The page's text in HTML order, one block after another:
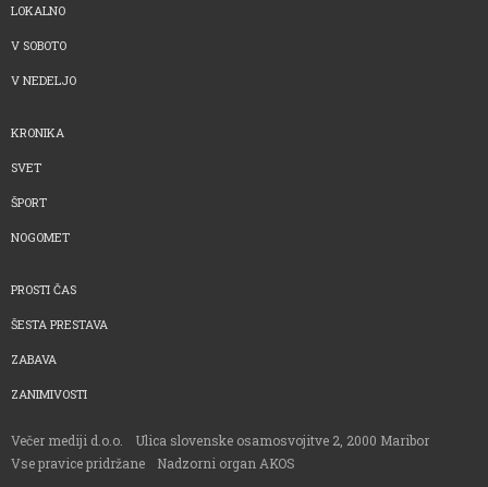
LOKALNO
V SOBOTO
V NEDELJO
KRONIKA
SVET
ŠPORT
NOGOMET
PROSTI ČAS
ŠESTA PRESTAVA
ZABAVA
ZANIMIVOSTI
Večer mediji d.o.o.
Ulica slovenske osamosvojitve 2, 2000 Maribor
Vse pravice pridržane
Nadzorni organ AKOS